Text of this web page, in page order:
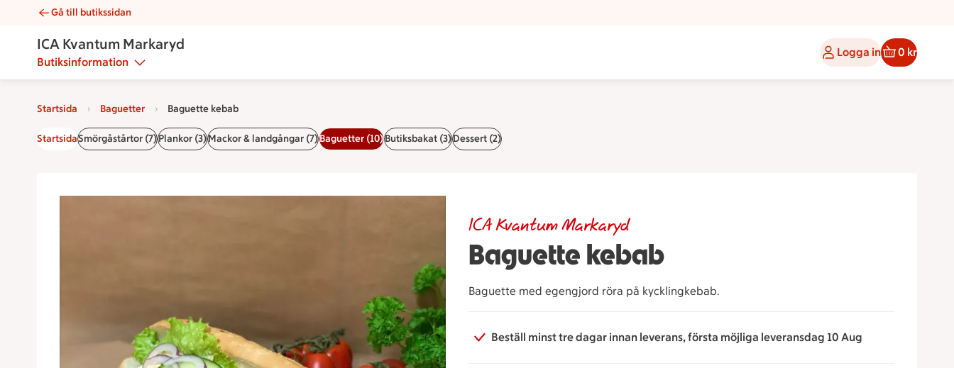
Baguette kebab | Catering ICA Kvantum Markaryd
Gå till butikssidan
ICA Kvantum Markaryd
Butiksinformation
Logga in 0 kr
Startsida Baguetter Baguette kebab
StartsidaSmörgåstårtor (7)Plankor (3)Mackor & landgångar (7)Baguetter (10)Butiksbakat (3)Dessert (2)
Baguette kebab
ICA Kvantum Markaryd
Baguette med egengjord röra på kycklingkebab.
Beställ minst tre dagar innan leverans, första möjliga leveransdag 10 Aug